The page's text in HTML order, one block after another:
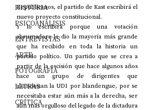
HISTORIA
PSICOANÁLISIS
ENTREVISTAS
ARTE
FOTOGRAFÍA
LETRAS
CRÍTICA
Republicanos, el partido de Kast escribirá el
nuevo proyecto constitucional.
Y lo escribirá porque una votación
abrumadora le dio la mayoría más grande
que ha recibido en toda la historia un
partido político. Un partido que se crea a
partir de la escisión que hace algunos años
hace un grupo de dirigentes que
abandonan la UDI por blandengue, por se
necesitaba estar aún más a la derecha, ser
aún más orgulloso del legado de la dictadura